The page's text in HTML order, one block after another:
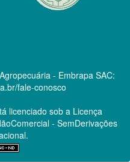
- Embrapa SAC:
fale-conosco
licenciado sob a Licença
- SemDerivações